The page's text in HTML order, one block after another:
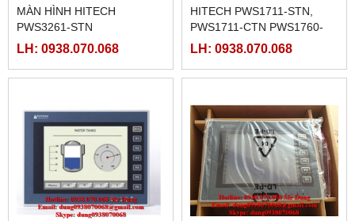
MÀN HÌNH HITECH
PWS3261-STN
LH: 0938.070.068
HITECH PWS1711-STN,
PWS1711-CTN PWS1760-
STN, PWS1760-CTN,
LH: 0938.070.068